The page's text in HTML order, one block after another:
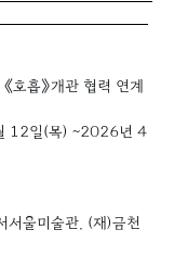
호흡》개관 협력 연계
12일(목) ~2026년 4
서울미술관, (재)금천